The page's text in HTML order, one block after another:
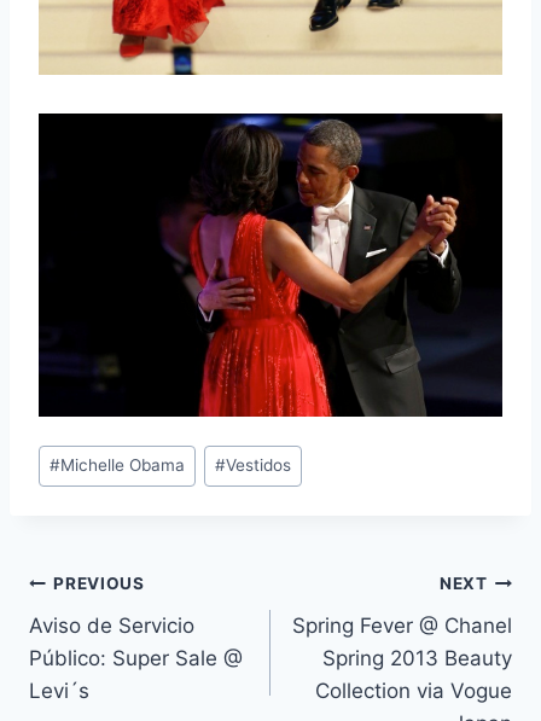
Post
Tags:
#Michelle Obama #Vestidos
Navegación
de
entradas
PREVIOUS
Aviso de Servicio
Público: Super Sale @
Levi´s
NEXT
Spring Fever @ Chanel
Spring 2013 Beauty
Collection via Vogue